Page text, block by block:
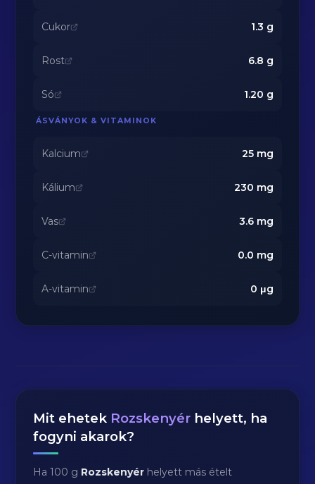
Cukor 1.3 g
Rost 6.8 g
Só 1.20 g
ÁSVÁNYOK & VITAMINOK
Kalcium 25mg
Kálium 230 mg
Vas 3.6mg
C-vitamin 0.0 mg
A-vitamin 0 μg
Mit ehetek Rozskenyér helyett, ha
fogyni akarok?
Ha 100 g Rozskenyér helyett más ételt